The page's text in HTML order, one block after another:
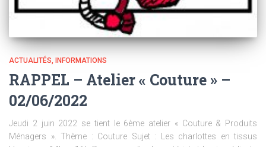
ACTUALITÉS INFORMATIONS
RAPPEL – Atelier « Couture » –
02/06/2022
Jeudi 2 juin 2022 se tient le 6ème atelier « Couture & Produits
Ménagers ». Thème : Couture Sujet : Les charlottes en tissus